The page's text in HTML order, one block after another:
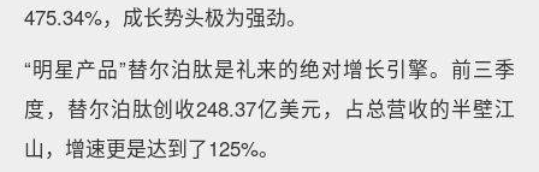
475.34%，成长势头极为强劲。
“明星产品”替尔泊肽是礼来的绝对增长引擎。前三季
度，替尔泊肽创收248.37亿美元，占总营收的半壁江
山，增速更是达到了125%。